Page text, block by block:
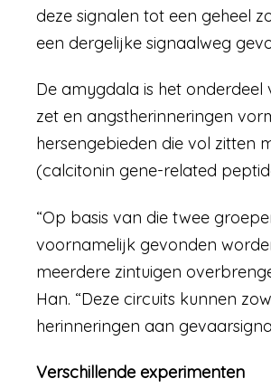
deze signalen tot een geheel
een dergelijke signaalweg
De amygdala is het
zet en angstherinneringen
hersengebieden die vol zitten
(calcitonin gene-related
“Op basis van die twee
voornamelijk gevonden
meerdere zintuigen
Han. “Deze circuits kunnen
herinneringen aan
Verschillende experimenten